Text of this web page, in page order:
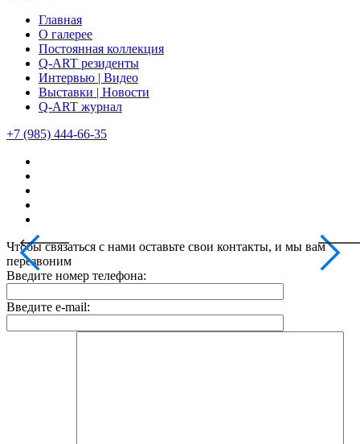
Главная
О галерее
Постоянная коллекция
Q-ART резиденты
Интервью | Видео
Выставки | Новости
Q-ART журнал
+7 (985) 444-66-35
Чтобы связаться с нами оставьте свои контакты, и мы вам
перезвоним
Введите номер телефона:
Введите e-mail: